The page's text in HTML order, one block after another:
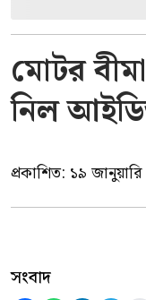
মোটর বীমা
নিল
প্রকাশিত: ১৯
সংবাদ